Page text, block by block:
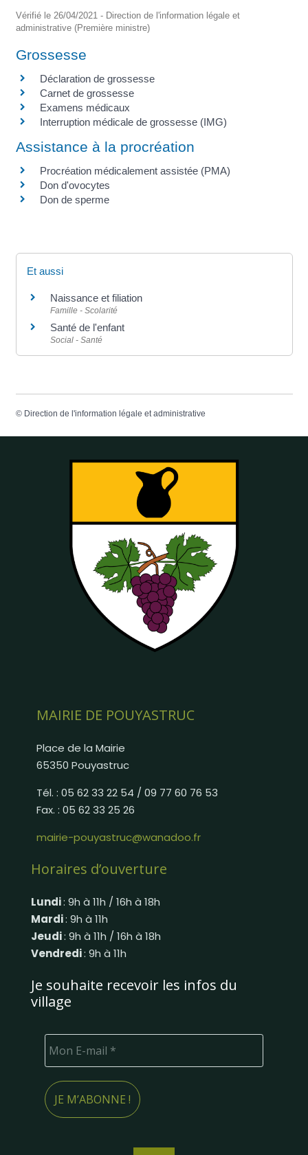
Vérifié le 26/04/2021 - Direction de l'information légale et
administrative (Première ministre)
Grossesse
Déclaration de grossesse
Carnet de grossesse
Examens médicaux
Interruption médicale de grossesse (IMG)
Assistance à la procréation
Procréation médicalement assistée (PMA)
Don d'ovocytes
Don de sperme
Et aussi
Naissance et filiation
Famille - Scolarité
Santé de l'enfant
Social - Santé
© Direction de l'information légale et administrative
MAIRIE DE POUYASTRUC
Place de la Mairie
65350 Pouyastruc
Tél. : 05 62 33 22 54 / 09 77 60 76 53
Fax. : 05 62 33 25 26
mairie-pouyastruc@wanadoo.fr
Horaires d’ouverture
Lundi: 9h à 11h / 16h à 18h
Mardi: 9h à 11h
Jeudi: 9h à 11h / 16h à 18h
Vendredi: 9h à 11h
Je souhaite recevoir les infos du
village